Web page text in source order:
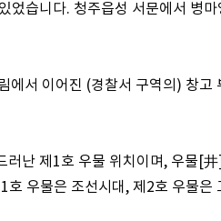
습니다. 청주읍성 서문에서 병마
에서 이어진 (경찰서 구역의) 창고
난 제1호 우물 위치이며, 우물[
우물은 조선시대, 제2호 우물은